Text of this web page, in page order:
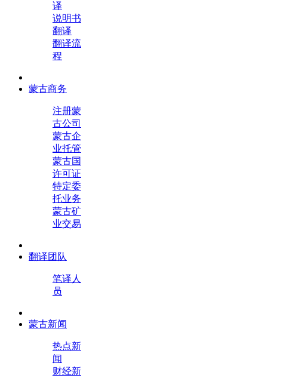
译
说明书
翻译
翻译流
程
蒙古商务
注册蒙
古公司
蒙古企
业托管
蒙古国
许可证
特定委
托业务
蒙古矿
业交易
翻译团队
笔译人
员
蒙古新闻
热点新
闻
财经新